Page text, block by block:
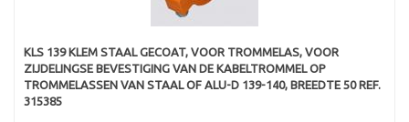
KLS 139 KLEM STAAL GECOAT, VOOR TROMMELAS, VOOR
ZIJDELINGSE BEVESTIGING VAN DE KABELTROMMEL OP
TROMMELASSEN VAN STAAL OF ALU-D 139-140, BREEDTE 50 REF.
315385